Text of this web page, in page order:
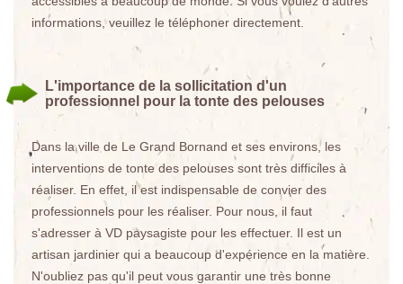
informations, veuillez le téléphoner directement.
L'importance de la sollicitation d'un
professionnel pour la tonte des pelouses
Dans la ville de Le Grand Bornand et ses environs, les
interventions de tonte des pelouses sont très difficiles à
réaliser. En effet, il est indispensable de convier des
professionnels pour les réaliser. Pour nous, il faut
s'adresser à VD paysagiste pour les effectuer. Il est un
artisan jardinier qui a beaucoup d'expérience en la matière.
N'oubliez pas qu'il peut vous garantir une très bonne